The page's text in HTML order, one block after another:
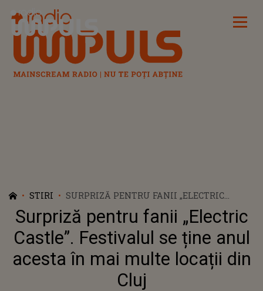
Radio Impuls
STIRI
SURPRIZĂ PENTRU FANII „ELECTRIC
CASTLE”. FESTIVALUL SE ȚINE ANUL
ACESTA ÎN MAI MULTE LOCAȚII DIN CLUJ
Surpriză pentru fanii „Electric
Castle”. Festivalul se ține anul
acesta în mai multe locații din
Cluj